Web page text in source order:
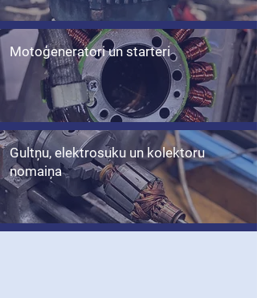
Motoģeneratori un starteri
Gultņu, elektrosuku un kolektoru
nomaiņa